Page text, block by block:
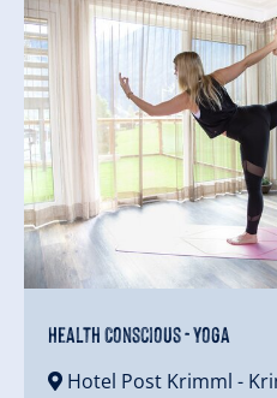
Health Conscious - Yoga
Hotel Post Krimml -